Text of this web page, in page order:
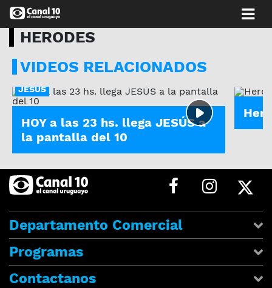
HERODES
VIDEOS RELACIONADOS
JESÚS
HOY a las 23 hs. llega JESÚS a
la pantalla del 10
Departamento Comercial
Programas
Contactanos